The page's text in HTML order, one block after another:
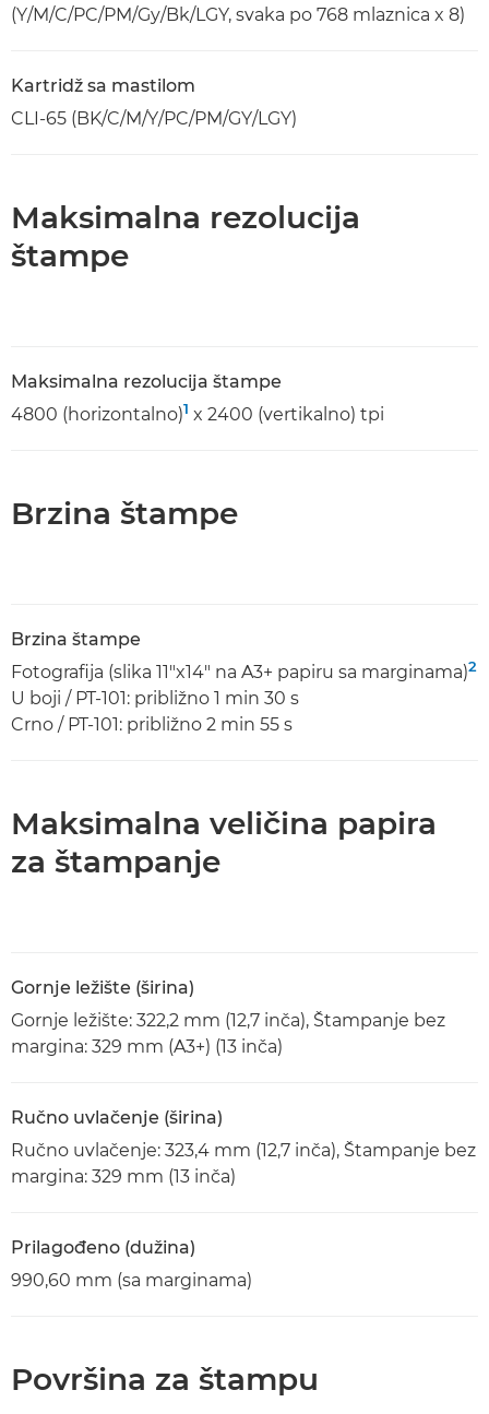
(Y/M/C/PC/PM/Gy/Bk/LGY, svaka po 768 mlaznica x 8)
Kartridž sa mastilom
CLI-65 (BK/C/M/Y/PC/PM/GY/LGY)
Maksimalna rezolucija
štampe
Maksimalna rezolucija štampe
4800 (horizontalno)1 x 2400 (vertikalno) tpi
Brzina štampe
Brzina štampe
Fotografija (slika 11"x14" na A3+ papiru sa marginama)2
U boji / PT-101: približno 1 min 30 s
Crno / PT-101: približno 2 min 55 s
Maksimalna veličina papira
za štampanje
Gornje ležište (širina)
Gornje ležište: 322,2 mm (12,7 inča), Štampanje bez
margina: 329 mm (A3+) (13 inča)
Ručno uvlačenje (širina)
Ručno uvlačenje: 323,4 mm (12,7 inča), Štampanje bez
margina: 329 mm (13 inča)
Prilagođeno (dužina)
990,60 mm (sa marginama)
Površina za štampu